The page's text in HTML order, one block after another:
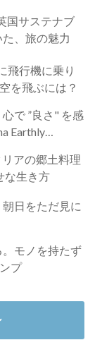
、旅の魅力
飛行機に乗り
を飛ぶには？
で ”良さ" を感
Earthly
アの郷土料理
な生き方
日をただ見に
モノを持たず
プ